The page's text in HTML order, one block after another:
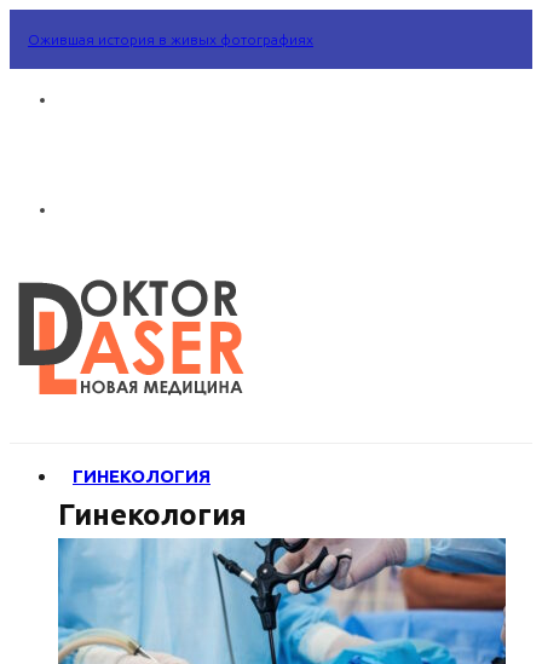
Ожившая история в живых фотографиях
ГИНЕКОЛОГИЯ
Гинекология